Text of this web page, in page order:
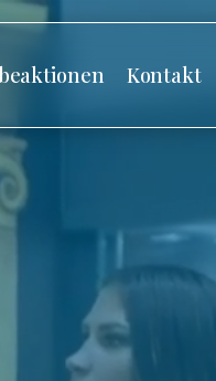
Kontakt